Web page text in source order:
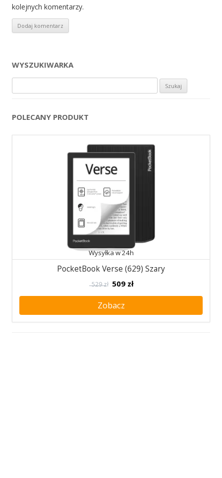
kolejnych komentarzy.
WYSZUKIWARKA
POLECANY PRODUKT
Wysyłka w 24h
PocketBook Verse (629) Szary
529 zł 509 zł
Zobacz